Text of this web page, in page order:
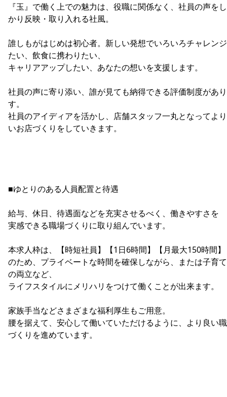
『玉』で働く上での魅力は、役職に関係なく、社員の声を
かり反映・取り入れる社風。
誰しもがはじめは初心者。新しい発想でいろいろチャレン
たい、飲食に携わりたい、
キャリアアップしたい、あなたの想いを支援します。
社員の声に寄り添い、誰が見ても納得できる評価制度があ
す。
社員のアイディアを活かし、店舗スタッフ一丸となってよ
いお店づくりをしていきます。
■ゆとりのある人員配置と待遇
給与、休日、待遇面などを充実させるべく、働きやすさを
実感できる職場づくりに取り組んでいます。
本求人枠は、【時短社員】【1日6時間】【月最大150時間】
のため、プライベートな時間を確保しながら、または子育
の両立など、
ライフスタイルにメリハリをつけて働くことが出来ます。
家族手当などさまざまな福利厚生もご用意。
腰を据えて、安心して働いていただけるように、より良い
づくりを進めています。